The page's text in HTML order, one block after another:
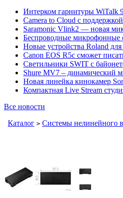
Интерком гарнитуры WiTalk
Camera to Cloud с
Saramonic Vlink2 — новая
Беспроводные микрофонные
Новые устройства Roland
Canon EOS R5c сможет
Светильники SWIT с
Shure MV7 – динамический
Новая линейка кинокамер
Компактная Live Stream
Все новости
Каталог > Системы нелинейного